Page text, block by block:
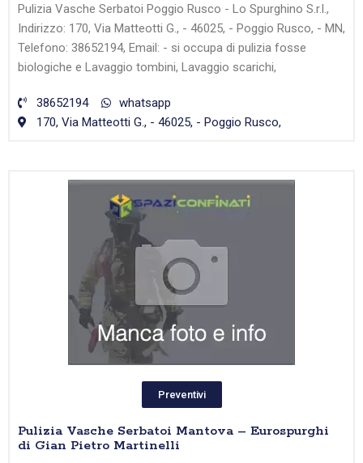
Pulizia Vasche Serbatoi Poggio Rusco - Lo Spurghino S.r.l.,
Indirizzo: 170, Via Matteotti G., - 46025, - Poggio Rusco, - MN,
Telefono: 38652194, Email: - si occupa di pulizia fosse
biologiche e Lavaggio tombini, Lavaggio scarichi,
38652194
whatsapp
170, Via Matteotti G., - 46025, - Poggio Rusco,
Preventivi
Pulizia Vasche Serbatoi Mantova – Eurospurghi
di Gian Pietro Martinelli